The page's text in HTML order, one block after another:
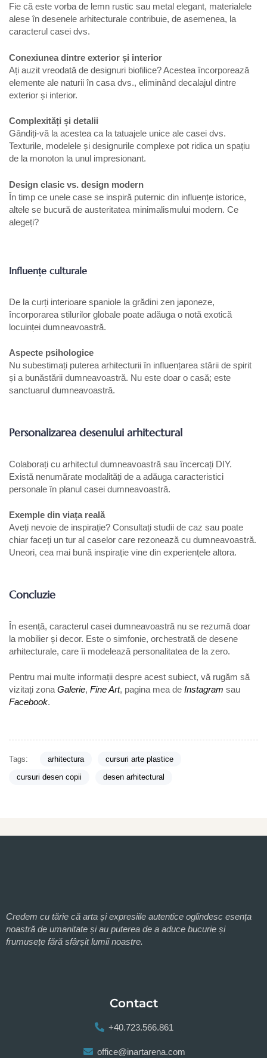
Fie că este vorba de lemn rustic sau metal elegant, materialele
alese în desenele arhitecturale contribuie, de asemenea, la
caracterul casei dvs.
Conexiunea dintre exterior și interior
Ați auzit vreodată de designuri biofilice? Acestea încorporează
elemente ale naturii în casa dvs., eliminând decalajul dintre
exterior și interior.
Complexități și detalii
Gândiți-vă la acestea ca la tatuajele unice ale casei dvs.
Texturile, modelele și designurile complexe pot ridica un spațiu
de la monoton la unul impresionant.
Design clasic vs. design modern
În timp ce unele case se inspiră puternic din influențe istorice,
altele se bucură de austeritatea minimalismului modern. Ce
alegeți?
Influențe culturale
De la curți interioare spaniole la grădini zen japoneze,
încorporarea stilurilor globale poate adăuga o notă exotică
locuinței dumneavoastră.
Aspecte psihologice
Nu subestimați puterea arhitecturii în influențarea stării de spirit
și a bunăstării dumneavoastră. Nu este doar o casă; este
sanctuarul dumneavoastră.
Personalizarea desenului arhitectural
Colaborați cu arhitectul dumneavoastră sau încercați DIY.
Există nenumărate modalități de a adăuga caracteristici
personale în planul casei dumneavoastră.
Exemple din viața reală
Aveți nevoie de inspirație? Consultați studii de caz sau poate
chiar faceți un tur al caselor care rezonează cu dumneavoastră.
Uneori, cea mai bună inspirație vine din experiențele altora.
Concluzie
În esență, caracterul casei dumneavoastră nu se rezumă doar
la mobilier și decor. Este o simfonie, orchestrată de desene
arhitecturale, care îi modelează personalitatea de la zero.
Pentru mai multe informații despre acest subiect, vă rugăm să
vizitați zona Galerie, Fine Art, pagina mea de Instagram sau
Facebook.
Tags: arhitectura cursuri arte plastice
cursuri desen copii desen arhitectural
Credem cu tărie că arta și expresiile autentice oglindesc esența
noastră de umanitate și au puterea de a aduce bucurie și
frumusețe fără sfârșit lumii noastre.
Contact
+40.723.566.861
office@inartarena.com